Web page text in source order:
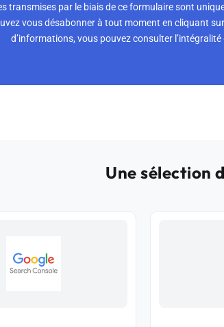
transmises par le biais de ce formulaire sont
vous désabonner à tout moment en cliquant
d’informations, vous pouvez consulter l’intégralité
Une sélection